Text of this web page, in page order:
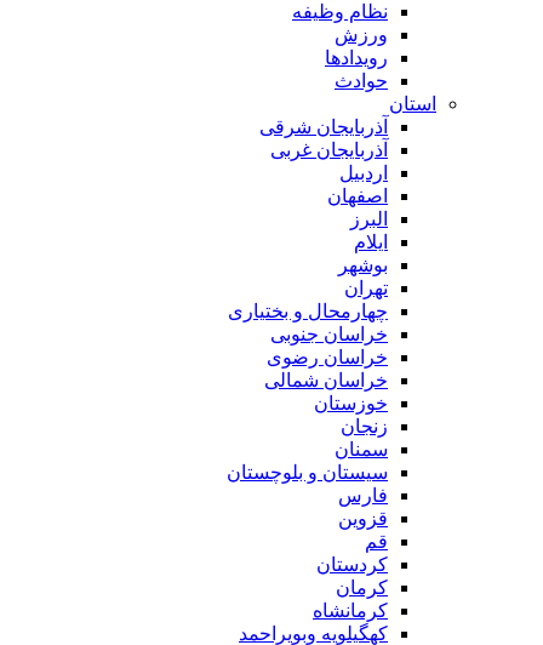
نظام وظیفه
ورزش
رویدادها
حوادث
استان
آذربایجان شرقی
آذربایجان غربی
اردبیل
اصفهان
البرز
ایلام
بوشهر
تهران
چهارمحال و بختیاری
خراسان جنوبی
خراسان رضوی
خراسان شمالی
خوزستان
زنجان
سمنان
سیستان و بلوچستان
فارس
قزوین
قم
کردستان
کرمان
کرمانشاه
کهگیلویه وبویراحمد